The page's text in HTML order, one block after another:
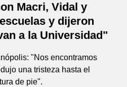
Macri, Vidal y
y dijeron
a la Universidad"